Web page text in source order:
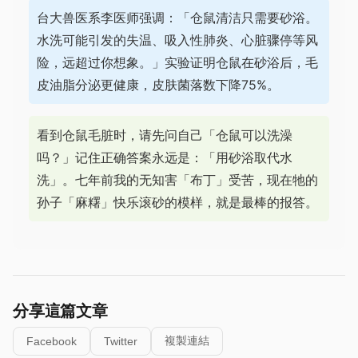
台大兽医系李医师强调：「仓鼠清洁只需要砂浴。
水洗可能引发的失温、吸入性肺炎、心脏骤停等风
险，远超过你想象。」实验证明仓鼠在砂浴后，毛
皮油脂分泌更健康，皮肤菌落数下降75%。
看到仓鼠毛脏时，请先问自己「仓鼠可以洗澡
吗？」记住正确答案永远是：「用砂浴取代水
洗」。七年前我的无知害「布丁」受苦，现在牠的
孙子「麻糬」快乐滚砂的模样，就是最棒的报答。
分享這篇文章
Facebook Twitter 複製連結